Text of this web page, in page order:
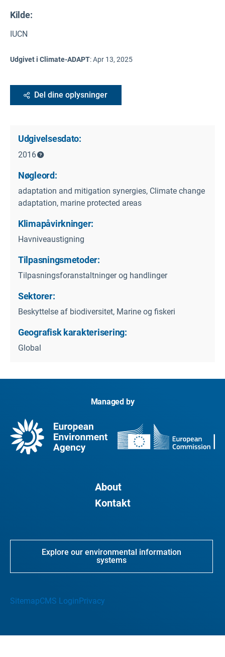
Kilde:
IUCN
Udgivet i Climate-ADAPT:Apr 13, 2025
Del dine oplysninger
Udgivelsesdato:
2016
Nøgleord:
adaptation and mitigation synergies, Climate change
adaptation, marine protected areas
Klimapåvirkninger:
Havniveaustigning
Tilpasningsmetoder:
Tilpasningsforanstaltninger og handlinger
Sektorer:
Beskyttelse af biodiversitet, Marine og fiskeri
Geografisk karakterisering:
Global
Managed by
About
Kontakt
Explore our environmental information
systems
SitemapCMS LoginPrivacy